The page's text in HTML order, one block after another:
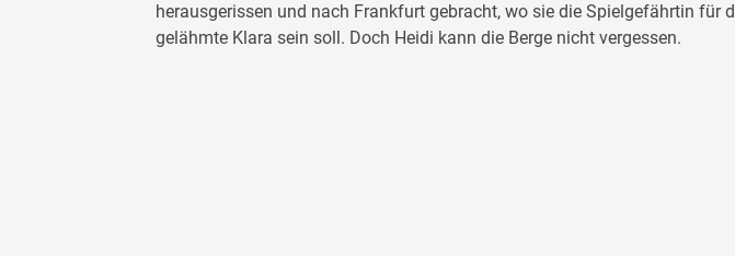
herausgerissen und nach Frankfurt gebracht, wo sie die Spielgefährtin für
gelähmte Klara sein soll. Doch Heidi kann die Berge nicht vergessen.